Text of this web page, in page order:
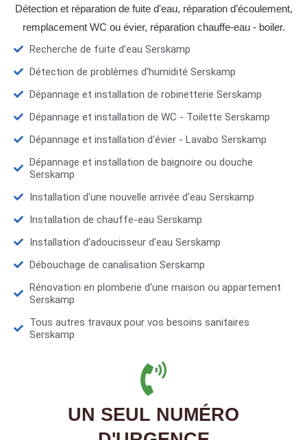
Détection et réparation de fuite d'eau, réparation d’écoulement,
remplacement WC ou évier, réparation chauffe-eau - boiler.
Recherche de fuite d’eau Serskamp
Détection de problèmes d'humidité Serskamp
Dépannage et installation de robinetterie Serskamp
Dépannage et installation de WC - Toilette Serskamp
Dépannage et installation d'évier - Lavabo Serskamp
Dépannage et installation de baignoire ou douche
Serskamp
Installation d'une nouvelle arrivée d'eau Serskamp
Installation de chauffe-eau Serskamp
Installation d’adoucisseur d'eau Serskamp
Débouchage de canalisation Serskamp
Rénovation en plomberie d'une maison ou appartement
Serskamp
Tous autres travaux pour vos besoins sanitaires
Serskamp
UN SEUL NUMÉRO